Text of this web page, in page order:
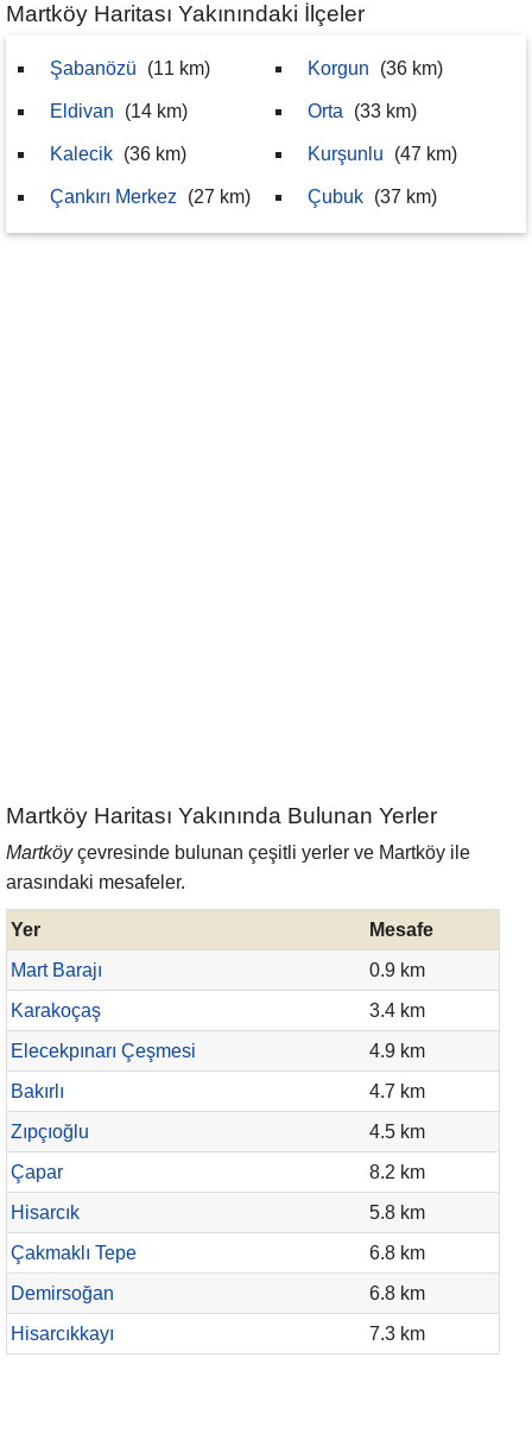
Martköy Haritası Yakınındaki İlçeler
Şabanözü (11 km)
Eldivan (14 km)
Kalecik (36 km)
Çankırı Merkez (27 km)
Korgun (36 km)
Orta (33 km)
Kurşunlu (47 km)
Çubuk (37 km)
Martköy Haritası Yakınında Bulunan Yerler
Martköyçevresinde bulunan çeşitli yerler ve Martköy ile
arasındaki mesafeler.
Yer
Mesafe
Mart Barajı
0.9 km
Karakoçaş
3.4 km
Elecekpınarı Çeşmesi
4.9 km
Bakırlı
4.7 km
Zıpçıoğlu
4.5 km
Çapar
8.2 km
Hisarcık
5.8 km
Çakmaklı Tepe
6.8 km
Demirsoğan
6.8 km
Hisarcıkkayı
7.3 km